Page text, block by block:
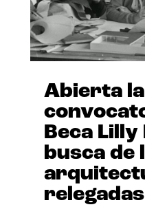
Abierta la
Beca Lilly
busca de
relegadas